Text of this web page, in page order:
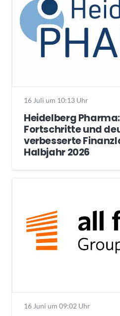
16 Juli um 10:13 Uhr
Heidelberg
Fortschritte und
verbesserte
Halbjahr 2026
16 Juni um 09:02 Uhr